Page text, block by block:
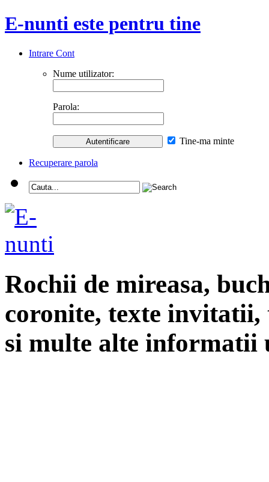
E-nunti este pentru tine
Intrare Cont
Nume utilizator:
Parola:
Tine-ma minte
Recuperare parola
Rochii de mireasa,
coronite, texte
si multe alte informatii